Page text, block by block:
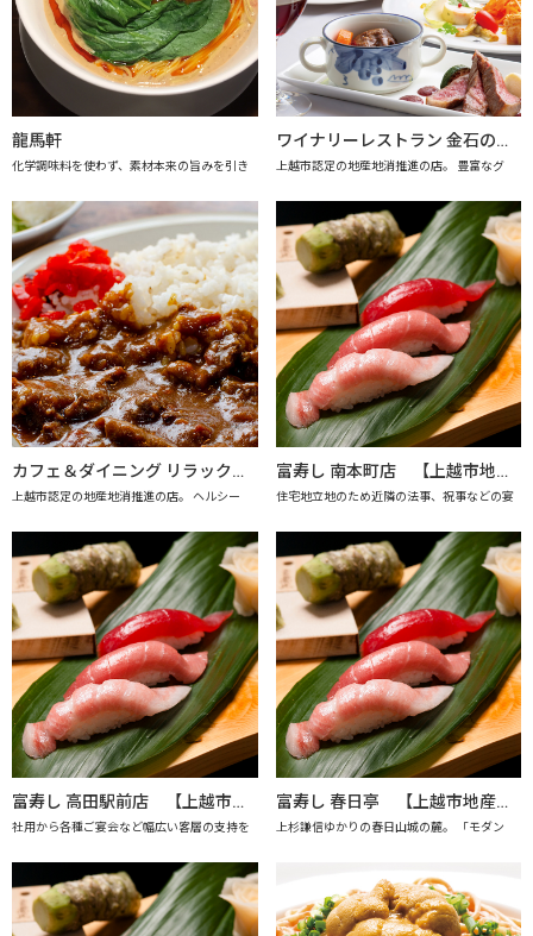
龍馬軒
化学調味料を使わず、素材本来の旨みを引き
ワイナリーレストラン 金石の音（きんせきのね） 【上越市地産地消推進の店認定店】
上越市認定の地産地消推進の店。 豊富なグ
カフェ＆ダイニング リラックス 【上越市地産地消推進の店認定店】
上越市認定の地産地消推進の店。 ヘルシー
富寿し 南本町店 【上越市地産地消の店認定店】
住宅地立地のため近隣の法事、祝事などの宴
富寿し 高田駅前店 【上越市地産地消の店認定店】
社用から各種ご宴会など幅広い客層の支持を
富寿し 春日亭 【上越市地産地消の店認定店】
上杉謙信ゆかりの春日山城の麓。 「モダン